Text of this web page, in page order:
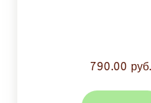
790.00 руб.